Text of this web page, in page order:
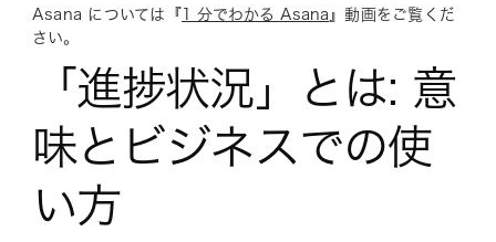
Asana については『1 分でわかる Asana 』動画をご覧くだ
さい。
「進捗状況」とは: 意
味とビジネスでの使
い方